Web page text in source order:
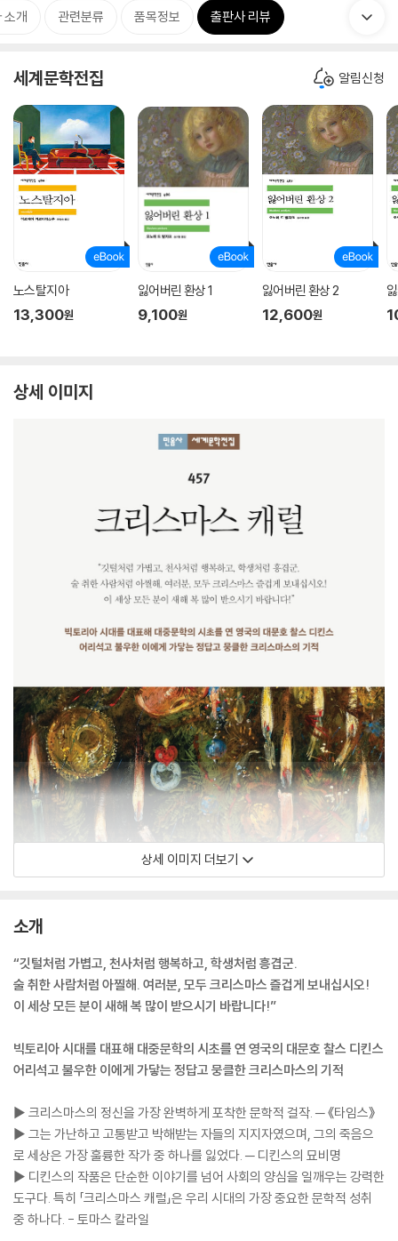
소개 관련분류 품목정보 출판사 리뷰
세계문학전집 알림신청
노스탈지아
13,300원
잃어버린 환상 1
9,100원
잃어버린 환상 2
12,600원
상세 이미지
상세 이미지 더보기
소개
“깃털처럼 가볍고, 천사처럼 행복하고, 학생처럼 흥겹군.
술 취한 사람처럼 아찔해. 여러분, 모두 크리스마스 즐겁게 보내십시오!
이 세상 모든 분이 새해 복 많이 받으시기 바랍니다!”
빅토리아 시대를 대표해 대중문학의 시초를 연 영국의 대문호 찰스 디킨스
어리석고 불우한 이에게 가닿는 정답고 뭉클한 크리스마스의 기적
▶ 크리스마스의 정신을 가장 완벽하게 포착한 문학적 걸작. ─ 《타임스》
▶ 그는 가난하고 고통받고 박해받는 자들의 지지자였으며, 그의 죽음으
로 세상은 가장 훌륭한 작가 중 하나를 잃었다. ─ 디킨스의 묘비명
▶ 디킨스의 작품은 단순한 이야기를 넘어 사회의 양심을 일깨우는 강력한
도구다. 특히 「크리스마스 캐럴」은 우리 시대의 가장 중요한 문학적 성취
중 하나다. - 토마스 칼라일